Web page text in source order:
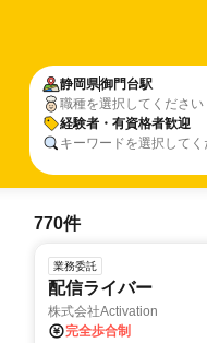
静岡県御門台駅
職種を選択してください
経験者・有資格者歓迎
キーワードを選択してく
770件
業務委託
配信ライバー
株式会社Activation
完全歩合制